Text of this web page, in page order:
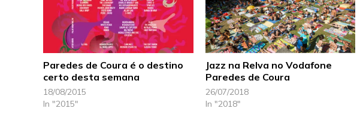
Paredes de Coura é o destino
certo desta semana
18/08/2015
In "2015"
Jazz na Relva no Vodafone
Paredes de Coura
26/07/2018
In "2018"